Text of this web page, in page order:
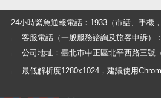
24小時緊急通報電話：1933（市話、手機
客服電話（一般服務諮詢及旅客申訴）
公司地址：臺北市中正區北平西路三號
最低解析度1280x1024，建議使用